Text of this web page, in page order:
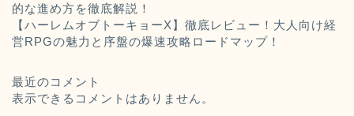
的な進め方を徹底解説！
【ハーレムオブトーキョーX】徹底レビュー！大人向け経
営RPGの魅力と序盤の爆速攻略ロードマップ！
最近のコメント
表示できるコメントはありません。